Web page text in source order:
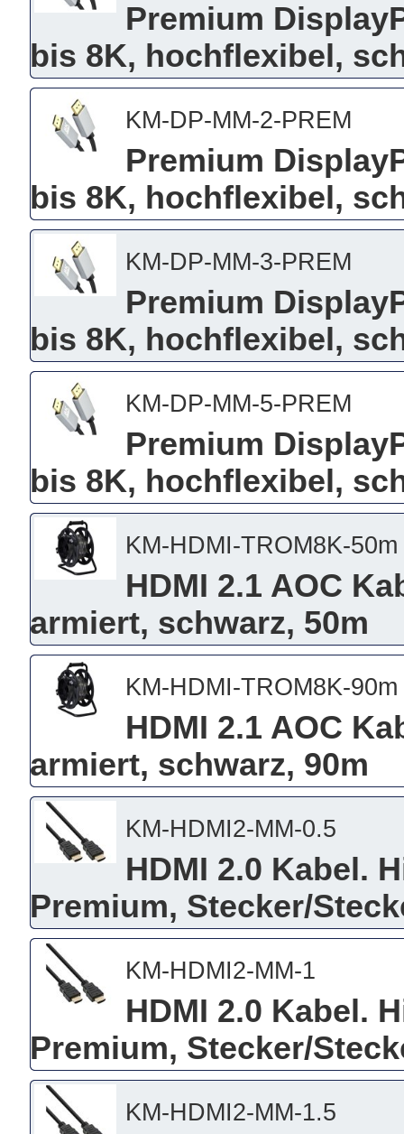
Premium
bis 8K, hochflexibel,
KM-DP-MM-2-PREM
Premium
bis 8K, hochflexibel,
KM-DP-MM-3-PREM
Premium
bis 8K, hochflexibel,
KM-DP-MM-5-PREM
Premium
bis 8K, hochflexibel,
KM-HDMI-TROM8K-50m
HDMI 2.1 AOC
armiert, schwarz, 50m
KM-HDMI-TROM8K-90m
HDMI 2.1 AOC
armiert, schwarz, 90m
KM-HDMI2-MM-0.5
HDMI 2.0 Kabel.
Premium, Stecker/
KM-HDMI2-MM-1
HDMI 2.0 Kabel.
Premium, Stecker/
KM-HDMI2-MM-1.5